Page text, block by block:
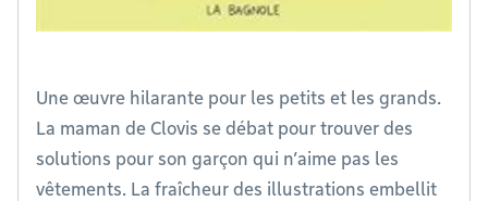
Une œuvre hilarante pour les petits et les grands.
La maman de Clovis se débat pour trouver des
solutions pour son garçon qui n’aime pas les
vêtements. La fraîcheur des illustrations embellit